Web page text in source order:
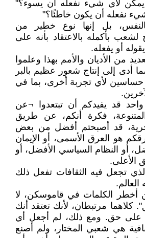
يمكن لأي شيء نفعله أن يسوء؟"
نفعله أن يكون خاطئًا؟"
بل إنها نوع خطير من
بأكمله بالاعتقاد بأنه على
أو يفعله.
من الأديان والأمم بهذا وعلموا
أدى إلى إنتاج شعور عظيم بالبر
حساسين لأي تجربة أخرى، بما في
قد يفيدكم أن تبتعدوا ¬عن
المتنوعة، فكرة أنكم، عن طريق
قد أصبحتم أفضل من بعض
هو العرق الأسمى، أو الإيمان
أو النظام السياسي الأفضل، أو
الأعلى.
تجعل فيه الثقافات تفعل ذلك
العالم.
الكلمات في قاموسكن، لا
كلاهما مرتبطان، لأنك تعتقد أنك
على حق. ومع ذلك، لم أجعل أي
هي شعبي المختار، ولم أصنع